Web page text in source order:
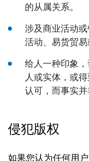
的从属关系。
涉及商业活动
活动、易货贸易
给人一种印象
人或实体，或
认可，而事实并
侵犯版权
如果您认为任何用